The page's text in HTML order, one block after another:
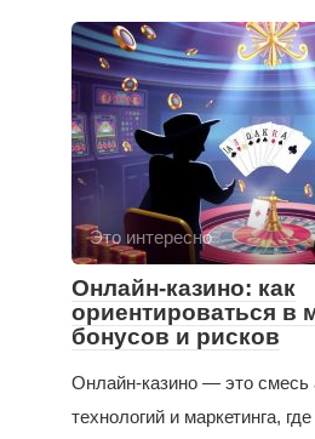
Это интересно
Онлайн-казино: как
ориентироваться в
бонусов и рисков
Онлайн-казино — это смесь
технологий и маркетинга,